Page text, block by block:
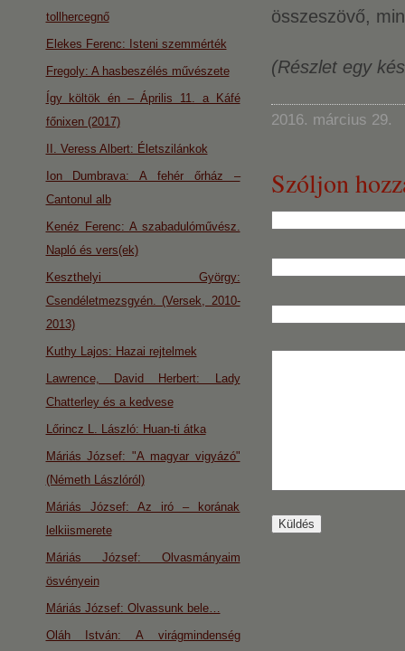
összeszövő,
(Részlet egy
2016. március 29.
Szóljon
tollhercegnő
Elekes Ferenc: Isteni szemmérték
Fregoly: A hasbeszélés művészete
Így költök én – Április 11. a Káfé
főnixen (2017)
II. Veress Albert: Életszilánkok
Ion Dumbrava: A fehér őrház –
Cantonul alb
Kenéz Ferenc: A szabadulóművész.
Napló és vers(ek)
Keszthelyi György:
Csendéletmezsgyén. (Versek, 2010-
2013)
Kuthy Lajos: Hazai rejtelmek
Lawrence, David Herbert: Lady
Chatterley és a kedvese
Lőrincz L. László: Huan-ti átka
Máriás József: "A magyar vigyázó"
(Németh Lászlóról)
Máriás József: Az iró – korának
lelkiismerete
Máriás József: Olvasmányaim
ösvényein
Máriás József: Olvassunk bele…
Oláh István: A virágmindenség